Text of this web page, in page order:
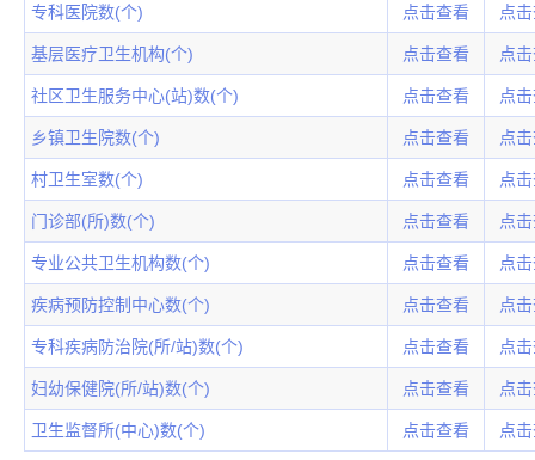
专科医院数(个) 点击查看 点
基层医疗卫生机构(个) 点击查看 点
社区卫生服务中心(站)数(个) 点击查看 点
乡镇卫生院数(个) 点击查看 点
村卫生室数(个) 点击查看 点
门诊部(所)数(个) 点击查看 点
专业公共卫生机构数(个) 点击查看 点
疾病预防控制中心数(个) 点击查看 点
专科疾病防治院(所/站)数(个) 点击查看 点
妇幼保健院(所/站)数(个) 点击查看 点
卫生监督所(中心)数(个) 点击查看 点